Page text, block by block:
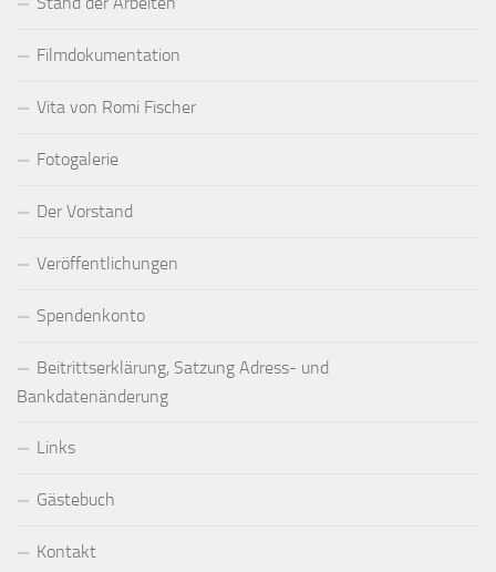
Filmdokumentation
Vita von Romi Fischer
Fotogalerie
Der Vorstand
Veröffentlichungen
Spendenkonto
Beitrittserklärung, Satzung Adress- und
Bankdatenänderung
Links
Gästebuch
Kontakt